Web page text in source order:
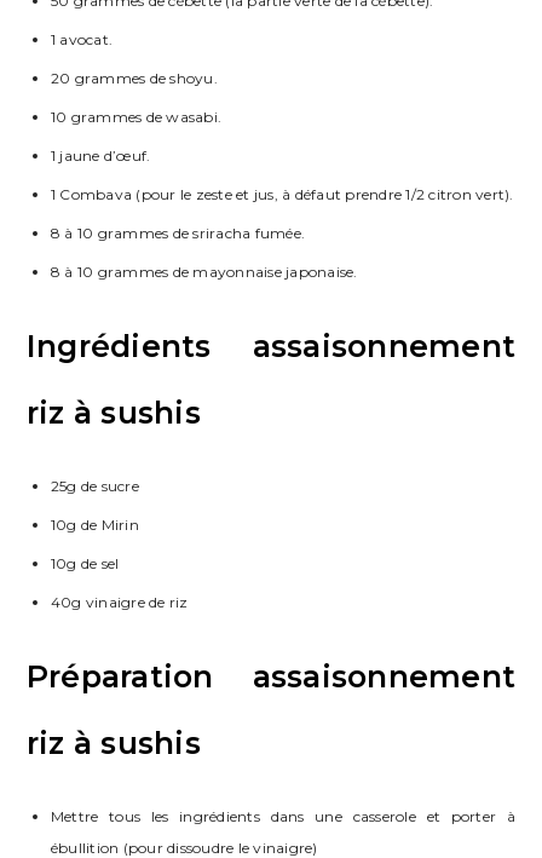
1 avocat.
20 grammes de shoyu.
10 grammes de wasabi.
1 jaune d’œuf.
1 Combava (pour le zeste et jus, à défaut prendre 1/2 citron vert).
8 à 10 grammes de sriracha fumée.
8 à 10 grammes de mayonnaise japonaise.
Ingrédients assaisonnement
riz à sushis
25g de sucre
10g de Mirin
10g de sel
40g vinaigre de riz
Préparation assaisonnement
riz à sushis
Mettre tous les ingrédients dans une casserole et porter à
ébullition (pour dissoudre le vinaigre)